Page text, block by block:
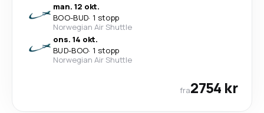
man. 12 okt.
BOO-BUD· 1 stopp
Norwegian Air Shuttle
ons. 14 okt.
BUD-BOO· 1 stopp
Norwegian Air Shuttle
fra2754 kr